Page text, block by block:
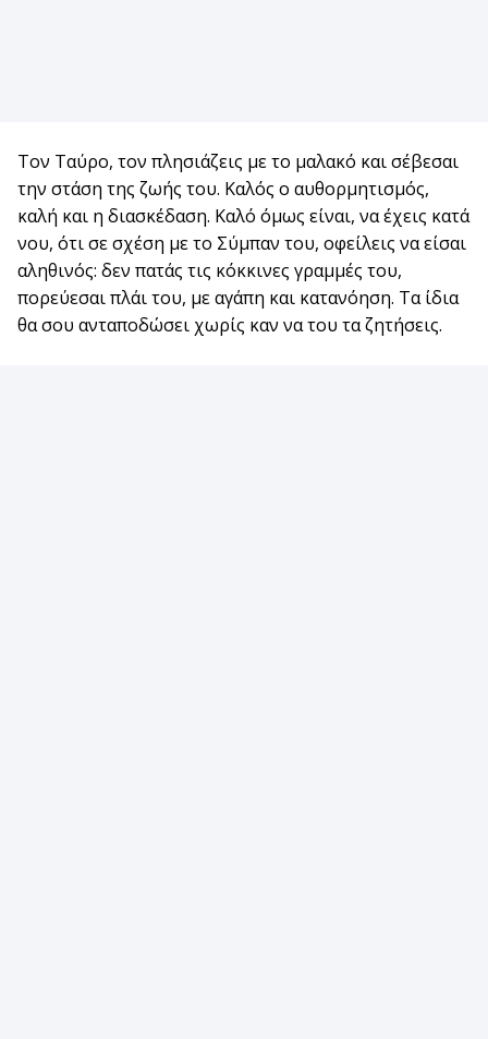
Τον Ταύρο, τον πλησιάζεις με το μαλακό και σέβεσαι
την στάση της ζωής του. Καλός ο αυθορμητισμός,
καλή και η διασκέδαση. Καλό όμως είναι, να έχεις κατά
νου, ότι σε σχέση με το Σύμπαν του, οφείλεις να είσαι
αληθινός: δεν πατάς τις κόκκινες γραμμές του,
πορεύεσαι πλάι του, με αγάπη και κατανόηση. Τα ίδια
θα σου ανταποδώσει χωρίς καν να του τα ζητήσεις.